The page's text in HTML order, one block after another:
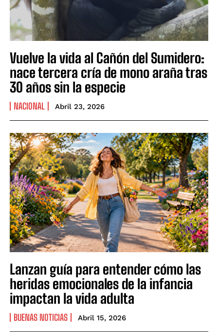
Vuelve la vida al Cañón del Sumidero:
nace tercera cría de mono araña tras
30 años sin la especie
NACIONAL Abril 23, 2026
Lanzan guía para entender cómo las
heridas emocionales de la infancia
impactan la vida adulta
BUENAS NOTICIAS Abril 15, 2026